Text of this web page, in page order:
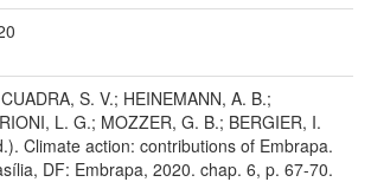
S. V.; HEINEMANN, A. B.;
L. G.; MOZZER, G. B.; BERGIER, I.
Climate action: contributions of Embrapa.
DF: Embrapa, 2020. chap. 6, p. 67-70.